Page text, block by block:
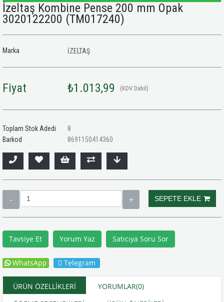
İzeltaş Kombine Pense 200 mm Opak
3020122200 (TM017240)
Marka İZELTAŞ
Fiyat ₺1.013,99 (KDV Dahil)
Toplam Stok Adedi
8
Barkod
8691150414360
Tavsiye Et Yorum Yaz Satıcıya Soru Sor
WhatsApp Telegram
ÜRÜN ÖZELLIKLERI YORUMLAR(0)